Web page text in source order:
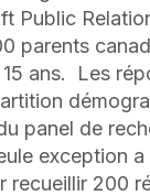
Public
parents
ans. Les
panel de
exception a
recueillir 200